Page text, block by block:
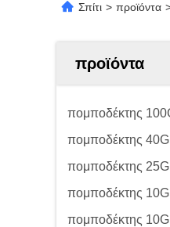
Σπίτι > προϊόντα
προϊόντα
πομποδέκτης
πομποδέκτης
πομποδέκτης
πομποδέκτης
πομποδέκτης